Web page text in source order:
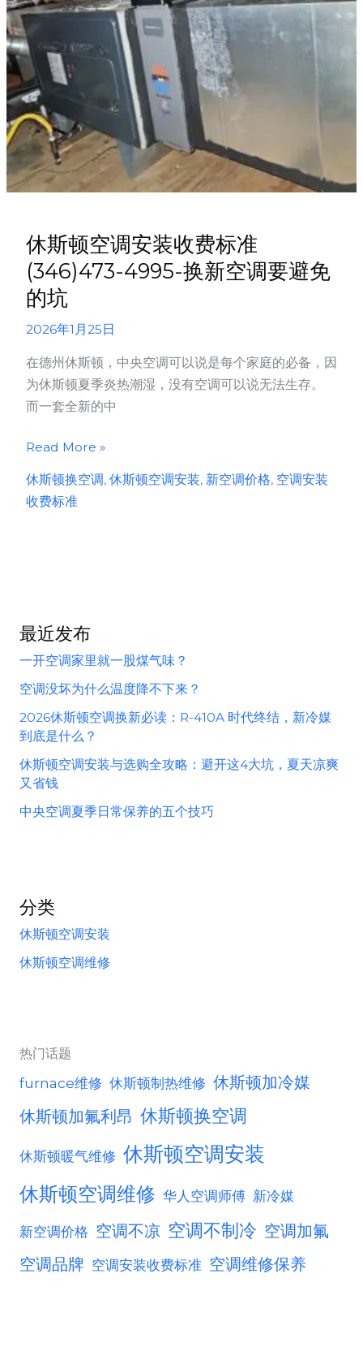
么
选？
越
贵
越
好
吗？
休斯顿空调安装收费标准
(346)473-4995-换新空调要避免
的坑
2026年1月25日
在德州休斯顿，中央空调可以说是每个家庭的必备，因
为休斯顿夏季炎热潮湿，没有空调可以说无法生存。
而一套全新的中
休
顿
空
费
标
准
(346)473-
4995-
换
空
要
坑
Read More »
休斯顿换空调, 休斯顿空调安装, 新空调价格, 空调安装
收费标准
最近发布
一开空调家里就一股煤气味？
空调没坏为什么温度降不下来？
2026休斯顿空调换新必读：R-410A 时代终结，新冷媒
到底是什么？
休斯顿空调安装与选购全攻略：避开这4大坑，夏天凉爽
又省钱
中央空调夏季日常保养的五个技巧
分类
休斯顿空调安装
休斯顿空调维修
热门话题
furnace维修 休斯顿制热维修 休斯顿加冷媒
休斯顿加氟利昂 休斯顿换空调
休斯顿暖气维修 休斯顿空调安装
休斯顿空调维修 华人空调师傅 新冷媒
新空调价格 空调不凉 空调不制冷 空调加氟
空调品牌 空调安装收费标准 空调维修保养